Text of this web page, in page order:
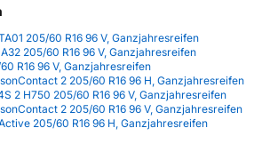
205/60 R16 96 V, Ganzjahresreifen
205/60 R16 96 V, Ganzjahresreifen
R16 96 V, Ganzjahresreifen
2 205/60 R16 96 H, Ganzjahresreifen
2 H750 205/60 R16 96 V, Ganzjahresreifen
2 205/60 R16 96 V, Ganzjahresreifen
205/60 R16 96 H, Ganzjahresreifen